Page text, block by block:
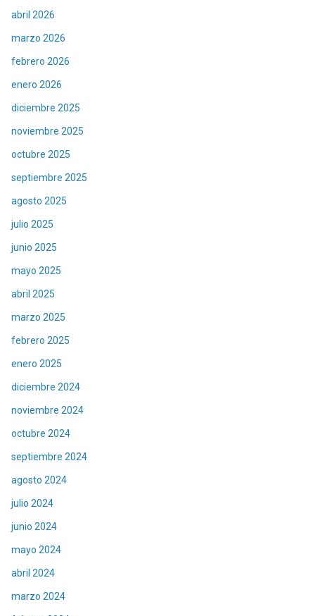
abril 2026
marzo 2026
febrero 2026
enero 2026
diciembre 2025
noviembre 2025
octubre 2025
septiembre 2025
agosto 2025
julio 2025
junio 2025
mayo 2025
abril 2025
marzo 2025
febrero 2025
enero 2025
diciembre 2024
noviembre 2024
octubre 2024
septiembre 2024
agosto 2024
julio 2024
junio 2024
mayo 2024
abril 2024
marzo 2024